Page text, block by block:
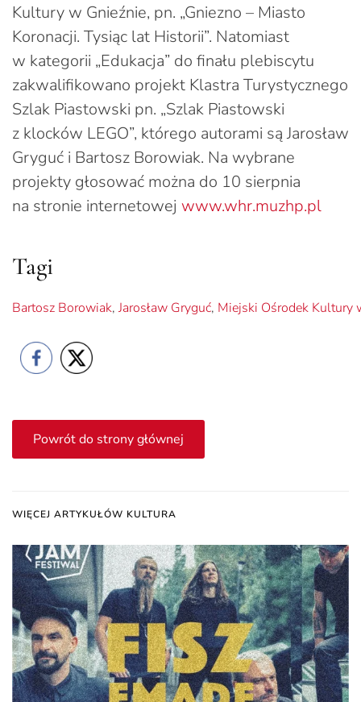
Kultury w Gnieźnie, pn. „Gniezno – Miasto
Koronacji. Tysiąc lat Historii”. Natomiast
w kategorii „Edukacja” do finału plebiscytu
zakwalifikowano projekt Klastra Turystycznego
Szlak Piastowski pn. „Szlak Piastowski
z klocków LEGO”, którego autorami są Jarosław
Gryguć i Bartosz Borowiak. Na wybrane
projekty głosować można do 10 sierpnia
na stronie internetowej www.whr.muzhp.pl
Tagi
Bartosz Borowiak, Jarosław Gryguć, Miejski Ośrodek Kultury
Powrót do strony głównej
WIĘCEJ ARTYKUŁÓW KULTURA